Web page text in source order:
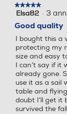
★★★★★
★★★★★
5
stelle.
Elsa82 · 3
Good quality
I bought this a
protecting my
size and easy
I can’t say if it
already gone.
use it as a sail
table and
doubt I’ll get it
survived the